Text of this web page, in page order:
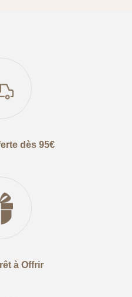
dès 95€
à Offrir